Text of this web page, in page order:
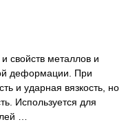
свойств металлов и
деформации. При
и ударная вязкость, но
Используется для
…